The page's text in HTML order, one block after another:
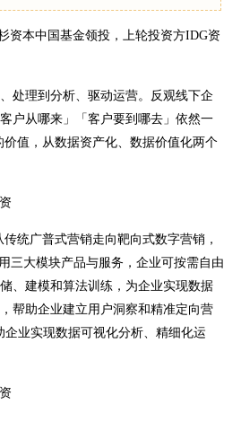
资本中国基金领投，上轮投资方IDG资
处理到分析、驱动运营。反观线下企
户从哪来」「客户要到哪去」依然一
值，从数据资产化、数据价值化两个
统广普式营销走向靶向式数字营销，
三大模块产品与服务，企业可按需自由
、建模和算法训练，为企业实现数据
帮助企业建立用户洞察和精准定向营
业实现数据可视化分析、精细化运